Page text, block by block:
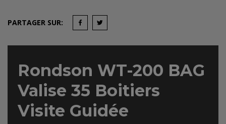
PARTAGER SUR:
Rondson WT-200 BAG
Valise 35 Boitiers
Visite Guidée